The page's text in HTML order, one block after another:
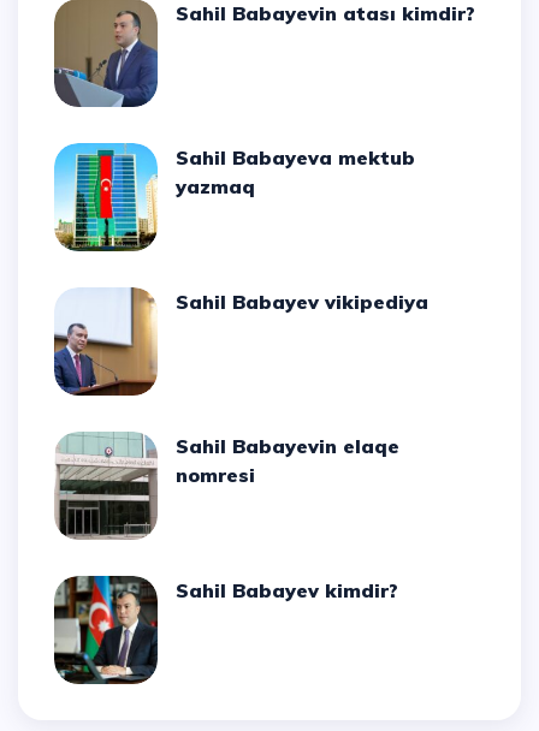
Sahil Babayevin atası kimdir?
Sahil Babayeva mektub
yazmaq
Sahil Babayev vikipediya
Sahil Babayevin elaqe
nomresi
Sahil Babayev kimdir?